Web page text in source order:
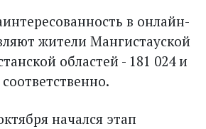
в онлайн-
жители Мангистауской
областей - 181 024 и
начался этап